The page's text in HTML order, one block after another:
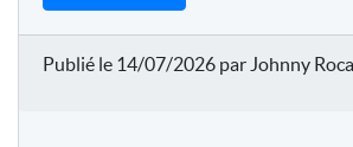
Publié le 14/07/2026 par Johnny Roca